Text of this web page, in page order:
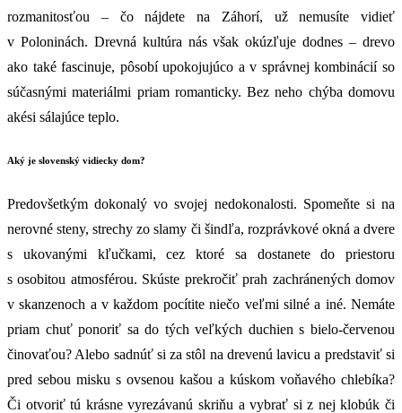
rozmanitosťou – čo nájdete na Záhorí, už nemusíte vidieť
v Poloninách. Drevná kultúra nás však okúzľuje dodnes – drevo
ako také fascinuje, pôsobí upokojujúco a v správnej kombinácií so
súčasnými materiálmi priam romanticky. Bez neho chýba domovu
akési sálajúce teplo.
Aký je slovenský vidiecky dom?
Predovšetkým dokonalý vo svojej nedokonalosti. Spomeňte si na
nerovné steny, strechy zo slamy či šindľa, rozprávkové okná a dvere
s ukovanými kľučkami, cez ktoré sa dostanete do priestoru
s osobitou atmosférou. Skúste prekročiť prah zachránených domov
v skanzenoch a v každom pocítite niečo veľmi silné a iné. Nemáte
priam chuť ponoriť sa do tých veľkých duchien s bielo-červenou
činovaťou? Alebo sadnúť si za stôl na drevenú lavicu a predstaviť si
pred sebou misku s ovsenou kašou a kúskom voňavého chlebíka?
Či otvoriť tú krásne vyrezávanú skriňu a vybrať si z nej klobúk či